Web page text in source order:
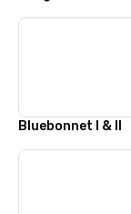
Bluebonnet I & II